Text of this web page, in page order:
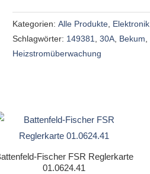
Kategorien: Alle Produkte Elektronik
Schlagwörter: 149381 30A Bekum
Heizstromüberwachung
Fischer FSR Reglerkarte
01.0624.41